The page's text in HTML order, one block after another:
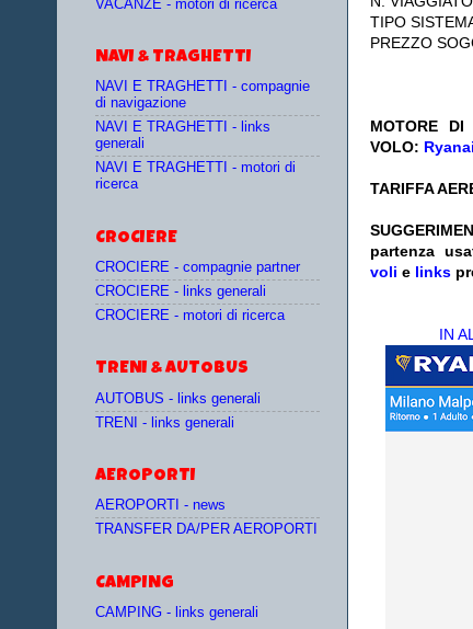
TIPO
PREZZO
MOTORE
VOLO:
TARIFFA
partenza
voli e links
IN
VACANZE - motori di ricerca
NAVI & TRAGHETTI
NAVI E TRAGHETTI - compagnie
di navigazione
NAVI E TRAGHETTI - links
generali
NAVI E TRAGHETTI - motori di
ricerca
CROCIERE
CROCIERE - compagnie partner
CROCIERE - links generali
CROCIERE - motori di ricerca
TRENI & AUTOBUS
AUTOBUS - links generali
TRENI - links generali
AEROPORTI
AEROPORTI - news
TRANSFER DA/PER AEROPORTI
CAMPING
CAMPING - links generali